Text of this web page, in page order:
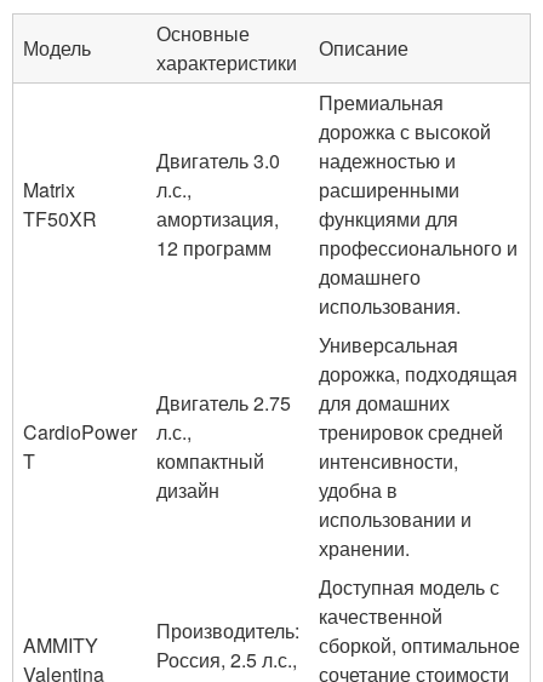
Модель
Основные
характеристики
Описание
Matrix
TF50XR
Двигатель 3.0
л.с.,
амортизация,
12 программ
Премиальная
дорожка с высокой
надежностью и
расширенными
функциями для
профессионального и
домашнего
использования.
CardioPower
T
Двигатель 2.75
л.с.,
компактный
дизайн
Универсальная
дорожка, подходящая
для домашних
тренировок средней
интенсивности,
удобна в
использовании и
хранении.
AMMITY
Valentina
Производитель:
Россия, 2.5 л.с.,
Доступная модель с
качественной
сборкой, оптимальное
сочетание стоимости